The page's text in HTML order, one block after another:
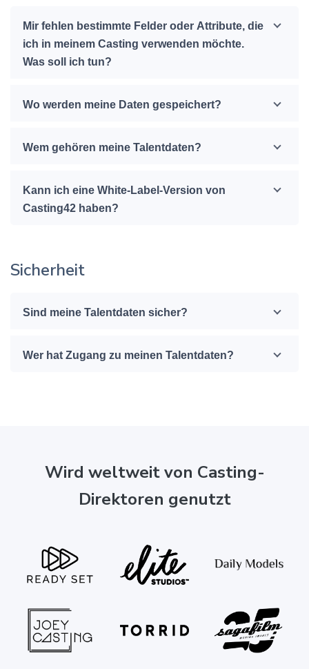
Mir fehlen bestimmte Felder oder Attribute, die
ich in meinem Casting verwenden möchte.
Was soll ich tun?
Wo werden meine Daten gespeichert?
Wem gehören meine Talentdaten?
Kann ich eine White-Label-Version von
Casting42 haben?
Sicherheit
Sind meine Talentdaten sicher?
Wer hat Zugang zu meinen Talentdaten?
Wird weltweit von Casting-
Direktoren genutzt